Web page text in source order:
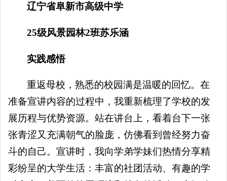
辽宁省阜新市高级中学
25级风景园林2班苏乐涵
实践感悟
重返母校，熟悉的校园满是温暖的回忆。在
准备宣讲内容的过程中，我重新梳理了学校的发
展历程与优势资源。站在讲台上，看着台下一张
张青涩又充满朝气的脸庞，仿佛看到曾经努力奋
斗的自己。宣讲时，我向学弟学妹们热情分享精
彩纷呈的大学生活：丰富的社团活动、有趣的学